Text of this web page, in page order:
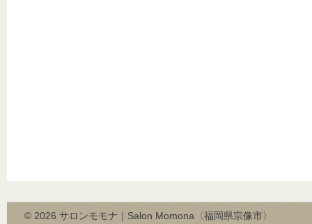
© 2026 サロンモモナ｜Salon Momona〈福岡県宗像市〉